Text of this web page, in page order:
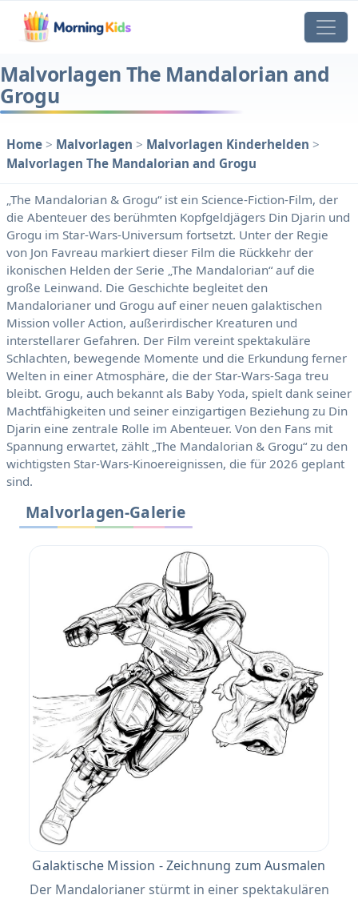
Malvorlagen The Mandalorian and
Grogu
Home > Malvorlagen > Malvorlagen Kinderhelden >
Malvorlagen The Mandalorian and Grogu
„The Mandalorian & Grogu“ ist ein Science-Fiction-Film, der
die Abenteuer des berühmten Kopfgeldjägers Din Djarin und
Grogu im Star-Wars-Universum fortsetzt. Unter der Regie
von Jon Favreau markiert dieser Film die Rückkehr der
ikonischen Helden der Serie „The Mandalorian“ auf die
große Leinwand. Die Geschichte begleitet den
Mandalorianer und Grogu auf einer neuen galaktischen
Mission voller Action, außerirdischer Kreaturen und
interstellarer Gefahren. Der Film vereint spektakuläre
Schlachten, bewegende Momente und die Erkundung ferner
Welten in einer Atmosphäre, die der Star-Wars-Saga treu
bleibt. Grogu, auch bekannt als Baby Yoda, spielt dank seiner
Machtfähigkeiten und seiner einzigartigen Beziehung zu Din
Djarin eine zentrale Rolle im Abenteuer. Von den Fans mit
Spannung erwartet, zählt „The Mandalorian & Grogu“ zu den
wichtigsten Star-Wars-Kinoereignissen, die für 2026 geplant
sind.
Malvorlagen-Galerie
Galaktische Mission - Zeichnung zum Ausmalen
Der Mandalorianer stürmt in einer spektakulären